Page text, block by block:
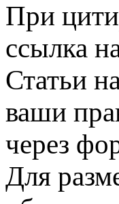
При
ссылка
Статьи
ваши
через
Для